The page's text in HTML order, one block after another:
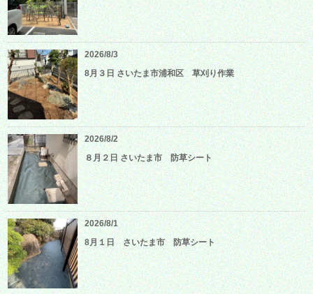
2026/8/3
8月３日 さいたま市浦和区 草刈り作業
2026/8/2
８月２日 さいたま市 防草シート
2026/8/1
8月１日 さいたま市 防草シート